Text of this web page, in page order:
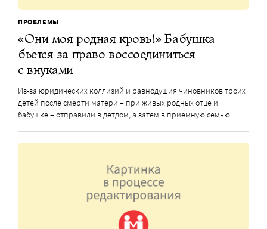
ПРОБЛЕМЫ
«Они моя родная кровь!» Бабушка
бьется за право воссоединиться
с внуками
Из-за юридических коллизий и равнодушия чиновников троих
детей после смерти матери – при живых родных отце и
бабушке – отправили в детдом, а затем в приемную семью